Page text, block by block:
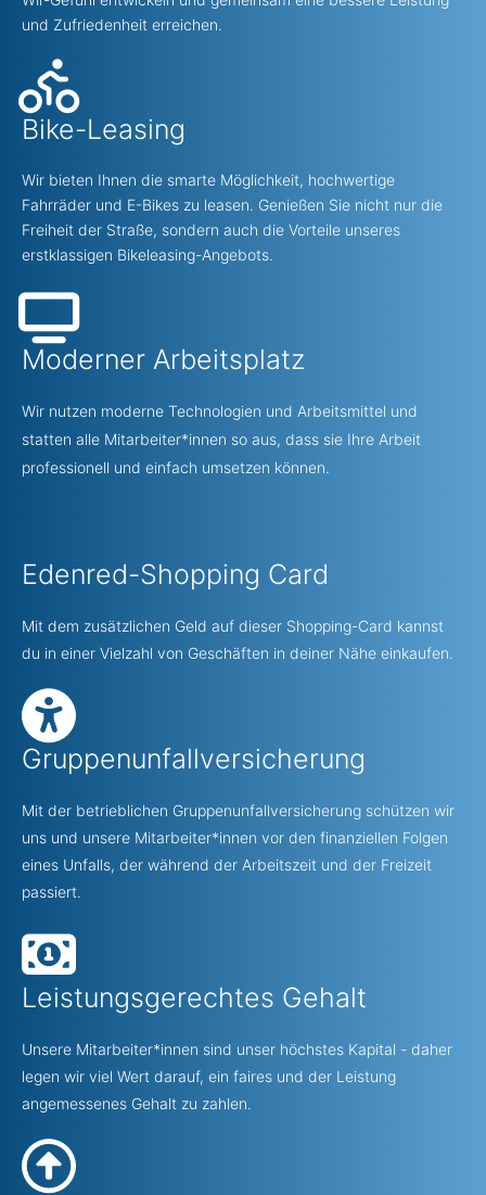
und Zufriedenheit erreichen.
Bike-Leasing
Wir bieten Ihnen die smarte Möglichkeit, hochwertige
Fahrräder und E-Bikes zu leasen. Genießen Sie nicht nur die
Freiheit der Straße, sondern auch die Vorteile unseres
erstklassigen Bikeleasing-Angebots.
Moderner Arbeitsplatz
Wir nutzen moderne Technologien und Arbeitsmittel und
statten alle Mitarbeiter*innen so aus, dass sie Ihre Arbeit
professionell und einfach umsetzen können.
Edenred-Shopping Card
Mit dem zusätzlichen Geld auf dieser Shopping-Card kannst
du in einer Vielzahl von Geschäften in deiner Nähe einkaufen.
Gruppenunfallversicherung
Mit der betrieblichen Gruppenunfallversicherung schützen wir
uns und unsere Mitarbeiter*innen vor den finanziellen Folgen
eines Unfalls, der während der Arbeitszeit und der Freizeit
passiert.
Leistungsgerechtes Gehalt
Unsere Mitarbeiter*innen sind unser höchstes Kapital - daher
legen wir viel Wert darauf, ein faires und der Leistung
angemessenes Gehalt zu zahlen.